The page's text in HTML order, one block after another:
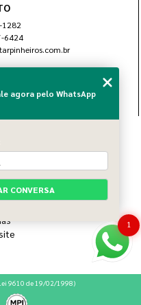
1282
6424
9610 de 19/02/1998)
1
agora pelo WhatsApp
CONVERSA